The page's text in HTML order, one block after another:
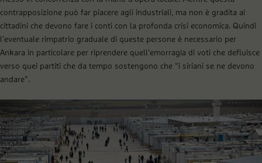
contrapposizione può far piacere agli industriali, ma non è gradita ai
cittadini che devono fare i conti con la profonda crisi economica. Quindi
l’eventuale rimpatrio graduale di queste persone è necessario per
Ankara in particolare per riprendere quell’emorragia di voti che defluisce
verso quei partiti che da tempo sostengono che “i siriani se ne devono
andare”.